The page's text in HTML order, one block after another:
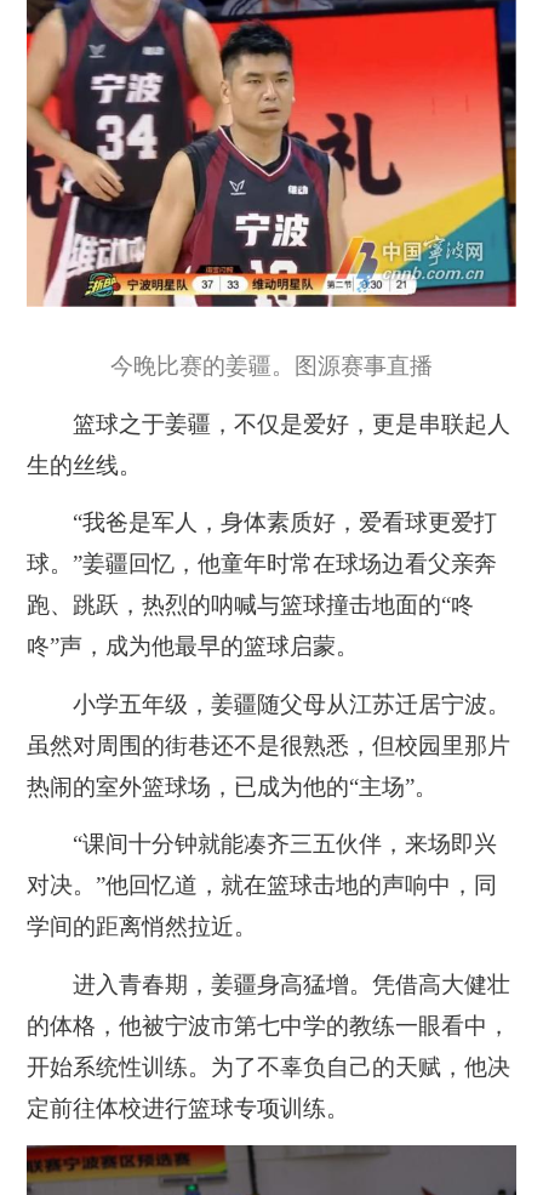
今晚比赛的姜疆。图源赛事直播
篮球之于姜疆，不仅是爱好，更是串联起人
生的丝线。
“我爸是军人，身体素质好，爱看球更爱打
球。”姜疆回忆，他童年时常在球场边看父亲奔
跑、跳跃，热烈的呐喊与篮球撞击地面的“咚
咚”声，成为他最早的篮球启蒙。
小学五年级，姜疆随父母从江苏迁居宁波。
虽然对周围的街巷还不是很熟悉，但校园里那片
热闹的室外篮球场，已成为他的“主场”。
“课间十分钟就能凑齐三五伙伴，来场即兴
对决。”他回忆道，就在篮球击地的声响中，同
学间的距离悄然拉近。
进入青春期，姜疆身高猛增。凭借高大健壮
的体格，他被宁波市第七中学的教练一眼看中，
开始系统性训练。为了不辜负自己的天赋，他决
定前往体校进行篮球专项训练。